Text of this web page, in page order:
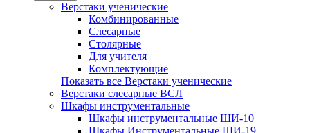
Верстаки ученические
Комбинированные
Слесарные
Столярные
Для учителя
Комплектующие
Показать все Верстаки ученические
Верстаки слесарные ВСЛ
Шкафы инструментальные
Шкафы инструментальные ШИ-10
Шкафы Инструментальные ШИ-19